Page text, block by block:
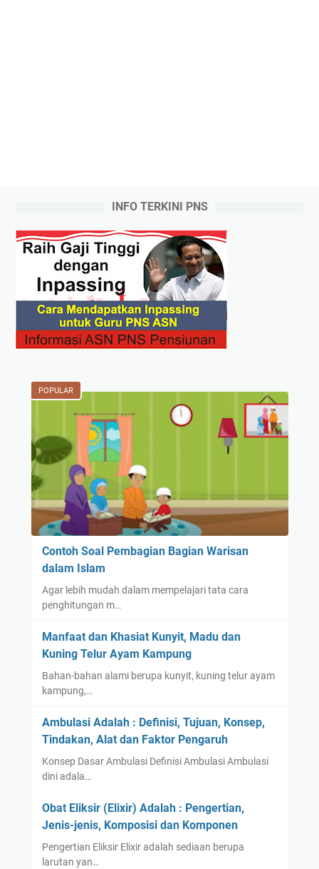
INFO TERKINI PNS
POPULAR
Contoh Soal Pembagian Bagian Warisan
dalam Islam
Agar lebih mudah dalam mempelajari tata cara
penghitungan m…
Manfaat dan Khasiat Kunyit, Madu dan
Kuning Telur Ayam Kampung
Bahan-bahan alami berupa kunyit, kuning telur ayam
kampung,…
Ambulasi Adalah : Definisi, Tujuan, Konsep,
Tindakan, Alat dan Faktor Pengaruh
Konsep Dasar Ambulasi Definisi Ambulasi Ambulasi
dini adala…
Obat Eliksir (Elixir) Adalah : Pengertian,
Jenis-jenis, Komposisi dan Komponen
Pengertian Eliksir Elixir adalah sediaan berupa
larutan yan…